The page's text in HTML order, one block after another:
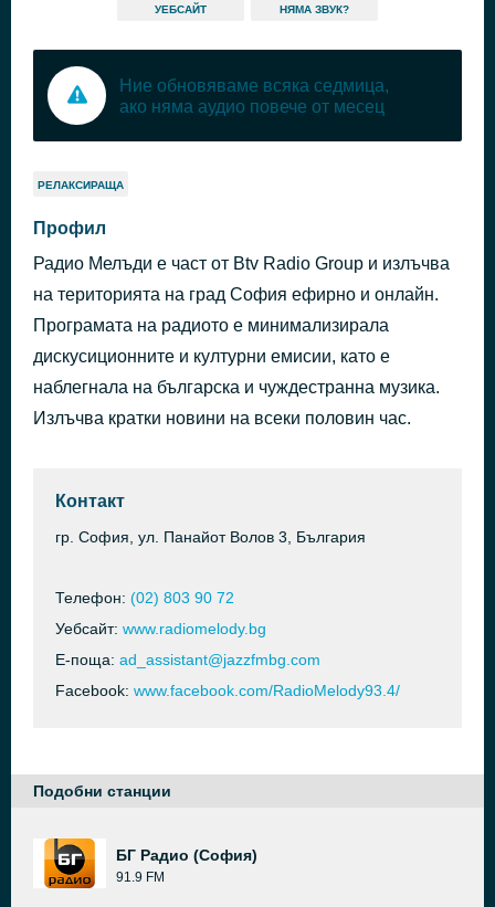
УЕБСАЙТ НЯМА ЗВУК?
Ние обновяваме всяка седмица,
ако няма аудио повече от месец
РЕЛАКСИРАЩА
Профил
Радио Мелъди е част от Btv Radio Group и излъчва
на територията на град София ефирно и онлайн.
Програмата на радиото е минимализирала
дискусиционните и културни емисии, като е
наблегнала на българска и чуждестранна музика.
Излъчва кратки новини на всеки половин час.
Контакт
гр. София, ул. Панайот Волов 3, България
Телефон: (02) 803 90 72
Уебсайт: www.radiomelody.bg
Е-поща: ad_assistant@jazzfmbg.com
Facebook: www.facebook.com/RadioMelody93.4/
Подобни станции
БГ Радио (София)
91.9 FM